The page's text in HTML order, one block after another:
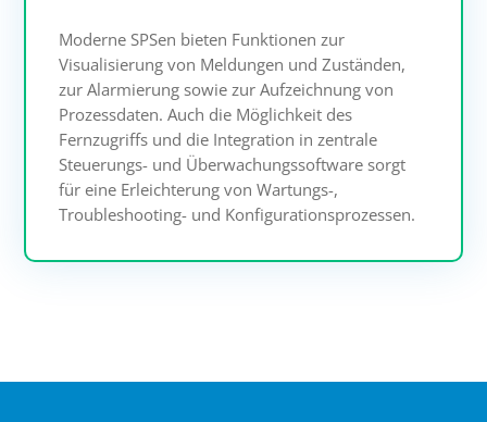
Moderne SPSen bieten Funktionen zur
Visualisierung von Meldungen und Zuständen,
zur Alarmierung sowie zur Aufzeichnung von
Prozessdaten. Auch die Möglichkeit des
Fernzugriffs und die Integration in zentrale
Steuerungs- und Überwachungssoftware sorgt
für eine Erleichterung von Wartungs-,
Troubleshooting- und Konfigurationsprozessen.